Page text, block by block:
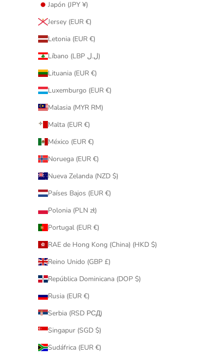
Japón (JPY ¥)
Jersey (EUR €)
Letonia (EUR €)
Líbano (LBP ل.ل)
Lituania (EUR €)
Luxemburgo (EUR €)
Malasia (MYR RM)
Malta (EUR €)
México (EUR €)
Noruega (EUR €)
Nueva Zelanda (NZD $)
Países Bajos (EUR €)
Polonia (PLN zł)
Portugal (EUR €)
RAE de Hong Kong (China) (HKD $)
Reino Unido (GBP £)
República Dominicana (DOP $)
Rusia (EUR €)
Serbia (RSD РСД)
Singapur (SGD $)
Sudáfrica (EUR €)